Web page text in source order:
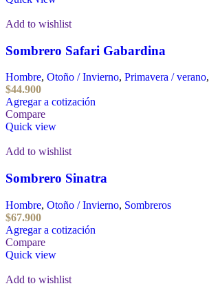
Add to wishlist
Sombrero Safari Gabardina
Hombre, Otoño / Invierno, Primavera / verano,
$44.900
Agregar a cotización
Compare
Quick view
Add to wishlist
Sombrero Sinatra
Hombre, Otoño / Invierno, Sombreros
$67.900
Agregar a cotización
Compare
Quick view
Add to wishlist